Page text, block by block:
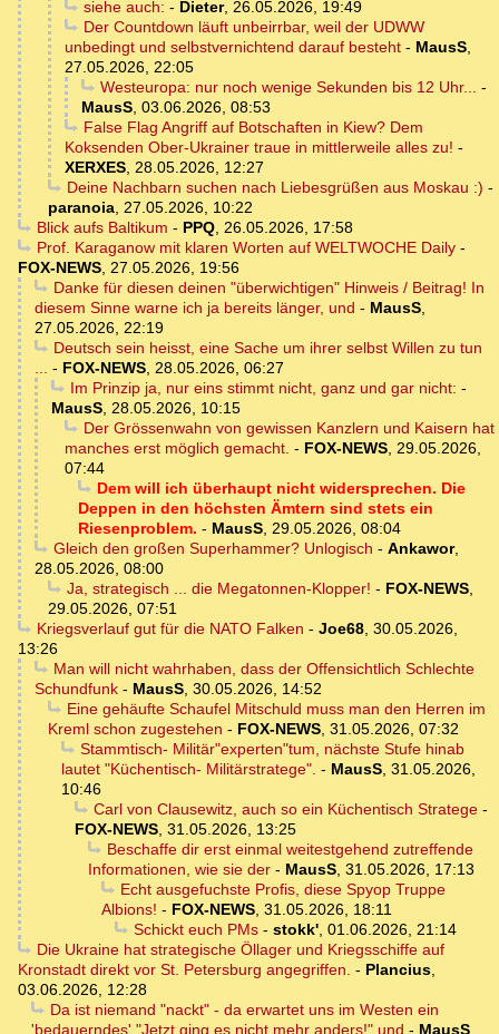
siehe auch: - Dieter, 26.05.2026, 19:49
Der Countdown läuft unbeirrbar, weil der UDWW
unbedingt und selbstvernichtend darauf besteht - MausS,
27.05.2026, 22:05
Westeuropa: nur noch wenige Sekunden bis 12 Uhr... -
MausS, 03.06.2026, 08:53
False Flag Angriff auf Botschaften in Kiew? Dem
Koksenden Ober-Ukrainer traue in mittlerweile alles zu! -
XERXES, 28.05.2026, 12:27
Deine Nachbarn suchen nach Liebesgrüßen aus Moskau :) -
paranoia, 27.05.2026, 10:22
Blick aufs Baltikum - PPQ, 26.05.2026, 17:58
Prof. Karaganow mit klaren Worten auf WELTWOCHE Daily-
FOX-NEWS, 27.05.2026, 19:56
Danke für diesen deinen "überwichtigen" Hinweis / Beitrag! In
diesem Sinne warne ich ja bereits länger, und - MausS,
27.05.2026, 22:19
Deutsch sein heisst, eine Sache um ihrer selbst Willen zu tun
... - FOX-NEWS, 28.05.2026, 06:27
Im Prinzip ja, nur eins stimmt nicht, ganz und gar nicht: -
MausS, 28.05.2026, 10:15
Der Grössenwahn von gewissen Kanzlern und Kaisern hat
manches erst möglich gemacht. - FOX-NEWS, 29.05.2026,
07:44
Dem will ich überhaupt nicht widersprechen. Die
Deppen in den höchsten Ämtern sind stets ein
Riesenproblem. - MausS, 29.05.2026, 08:04
Gleich den großen Superhammer? Unlogisch - Ankawor,
28.05.2026, 08:00
Ja, strategisch ... die Megatonnen-Klopper! - FOX-NEWS,
29.05.2026, 07:51
Kriegsverlauf gut für die NATO Falken - Joe68, 30.05.2026,
13:26
Man will nicht wahrhaben, dass der Offensichtlich Schlechte
Schundfunk - MausS, 30.05.2026, 14:52
Eine gehäufte Schaufel Mitschuld muss man den Herren im
Kreml schon zugestehen - FOX-NEWS, 31.05.2026, 07:32
Stammtisch- Militär"experten"tum, nächste Stufe hinab
lautet "Küchentisch- Militärstratege". - MausS, 31.05.2026,
10:46
Carl von Clausewitz, auch so ein Küchentisch Stratege-
FOX-NEWS, 31.05.2026, 13:25
Beschaffe dir erst einmal weitestgehend zutreffende
Informationen, wie sie der - MausS, 31.05.2026, 17:13
Echt ausgefuchste Profis, diese Spyop Truppe
Albions! - FOX-NEWS, 31.05.2026, 18:11
Schickt euch PMs- stokk', 01.06.2026, 21:14
Die Ukraine hat strategische Öllager und Kriegsschiffe auf
Kronstadt direkt vor St. Petersburg angegriffen. - Plancius,
03.06.2026, 12:28
Da ist niemand "nackt" - da erwartet uns im Westen ein
'bedauerndes' "Jetzt ging es nicht mehr anders!" und - MausS